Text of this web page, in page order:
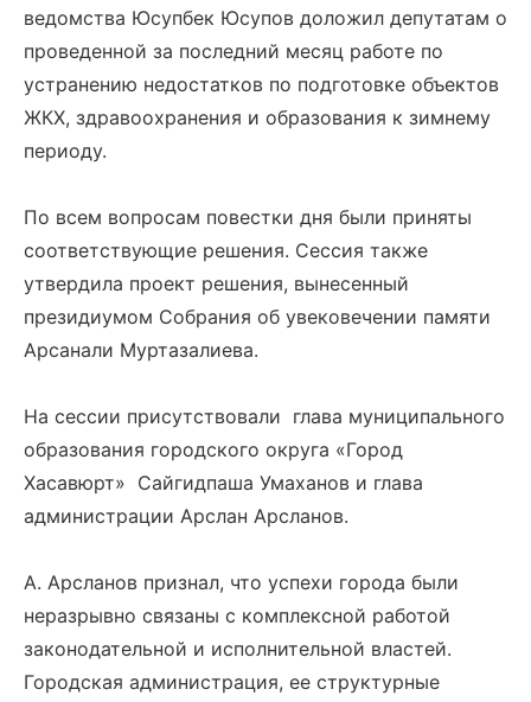
ведомства Юсупбек Юсупов доложил депутатам о
проведенной за последний месяц работе по
устранению недостатков по подготовке объектов
ЖКХ, здравоохранения и образования к зимнему
периоду.
По всем вопросам повестки дня были приняты
соответствующие решения. Сессия также
утвердила проект решения, вынесенный
президиумом Собрания об увековечении памяти
Арсанали Муртазалиева.
На сессии присутствовали глава муниципального
образования городского округа «Город
Хасавюрт» Сайгидпаша Умаханов и глава
администрации Арслан Арсланов.
А. Арсланов признал, что успехи города были
неразрывно связаны с комплексной работой
законодательной и исполнительной властей.
Городская администрация, ее структурные